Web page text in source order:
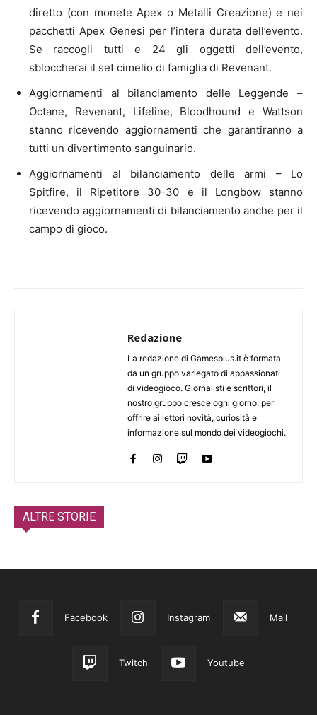
diretto (con monete Apex o Metalli Creazione) e nei
pacchetti Apex Genesi per l’intera durata dell’evento.
Se raccogli tutti e 24 gli oggetti dell’evento,
sbloccherai il set cimelio di famiglia di Revenant.
Aggiornamenti al bilanciamento delle Leggende –
Octane, Revenant, Lifeline, Bloodhound e Wattson
stanno ricevendo aggiornamenti che garantiranno a
tutti un divertimento sanguinario.
Aggiornamenti al bilanciamento delle armi – Lo
Spitfire, il Ripetitore 30-30 e il Longbow stanno
ricevendo aggiornamenti di bilanciamento anche per il
campo di gioco.
Redazione
La redazione di Gamesplus.it è formata
da un gruppo variegato di appassionati
di videogioco. Giornalisti e scrittori, il
nostro gruppo cresce ogni giorno, per
offrire ai lettori novità, curiosità e
informazione sul mondo dei videogiochi.
ALTRE STORIE
Facebook Instagram Mail
Twitch Youtube